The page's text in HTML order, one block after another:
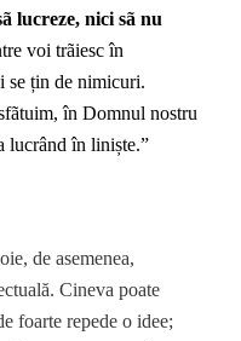
lucreze, nici sã nu
voi trãiesc în
se țin de nimicuri.
în Domnul nostru
lucrând în liniște.”
de asemenea,
Cineva poate
foarte repede o idee;